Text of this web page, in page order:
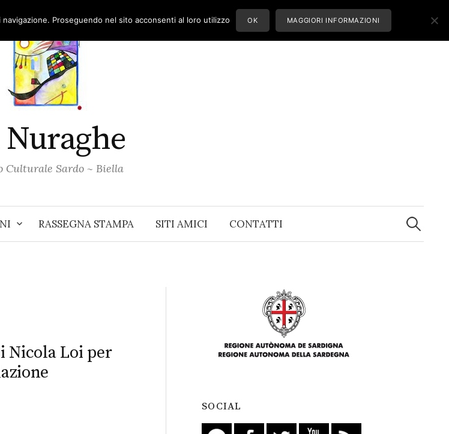
Nuraghe
Culturale Sardo ~ Biella
RASSEGNA STAMPA SITI AMICI CONTATTI
Ricerca
per:
Nicola Loi per
SOCIAL
Proseguendo nel sito acconsenti al loro utilizzo OK MAGGIORI INFORMAZIONI